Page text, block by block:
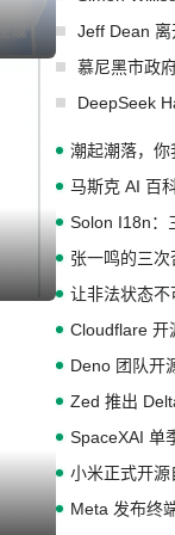
成
Jeff Dean
慕尼黑市政
DeepSeek
潮起潮落，
马斯克 AI 百
Solon I18n：
张一鸣的三
让非法状态
Cloudflare 开
Deno 团队开
Zed 推出
SpaceXAI 单
小米正式开
Meta 发布终